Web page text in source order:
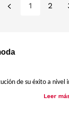
1 2
de su éxito a
gafas graduadas
Leer